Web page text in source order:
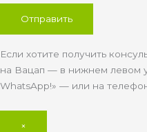
Если хотите получить
на Вацап — в нижнем левом
WhatsApp!» — или на телефон
×